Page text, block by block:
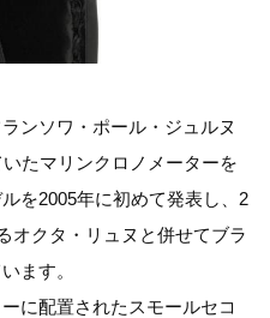
ンソワ・ポール・ジュルヌ
たマリンクロノメーターを
を2005年に初めて発表し、2
オクタ・リュヌと併せてブラ
ます。
に配置されたスモールセコ